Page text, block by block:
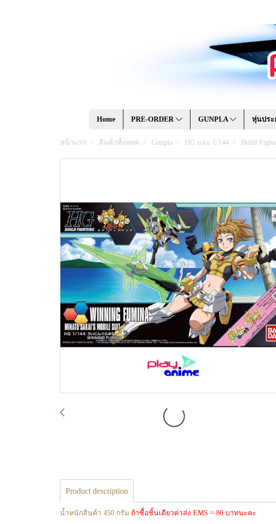
Home PRE-ORDER GUNPLA หุ่นประ
หน้าแรก สินค้าทั้งหมด Gunpla HG และ 1/144 Build
Product description
น้ำหนักสินค้า 450 กรัม ถ้าซื้อชิ้นเดียวค่าส่ง EMS = 80 บาทนะคะ